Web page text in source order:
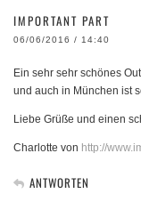
IMPORTANT PART
06/06/2016 / 14:40
Ein sehr sehr schönes
und auch in München ist
Liebe Grüße und einen
Charlotte von http://
ANTWORTEN